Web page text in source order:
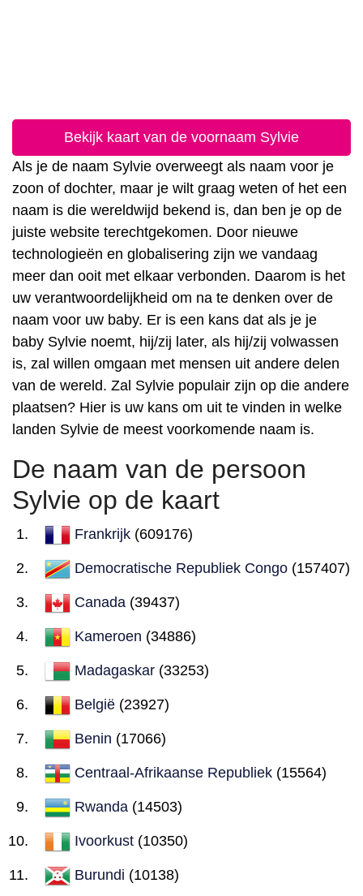
Bekijk kaart van de voornaam Sylvie
Als je de naam Sylvie overweegt als naam voor je
zoon of dochter, maar je wilt graag weten of het een
naam is die wereldwijd bekend is, dan ben je op de
juiste website terechtgekomen. Door nieuwe
technologieën en globalisering zijn we vandaag
meer dan ooit met elkaar verbonden. Daarom is het
uw verantwoordelijkheid om na te denken over de
naam voor uw baby. Er is een kans dat als je je
baby Sylvie noemt, hij/zij later, als hij/zij volwassen
is, zal willen omgaan met mensen uit andere delen
van de wereld. Zal Sylvie populair zijn op die andere
plaatsen? Hier is uw kans om uit te vinden in welke
landen Sylvie de meest voorkomende naam is.
De naam van de persoon
Sylvie op de kaart
Frankrijk (609176)
Democratische Republiek Congo (157407)
Canada (39437)
Kameroen (34886)
Madagaskar (33253)
België (23927)
Benin (17066)
Centraal-Afrikaanse Republiek (15564)
Rwanda (14503)
Ivoorkust (10350)
Burundi (10138)